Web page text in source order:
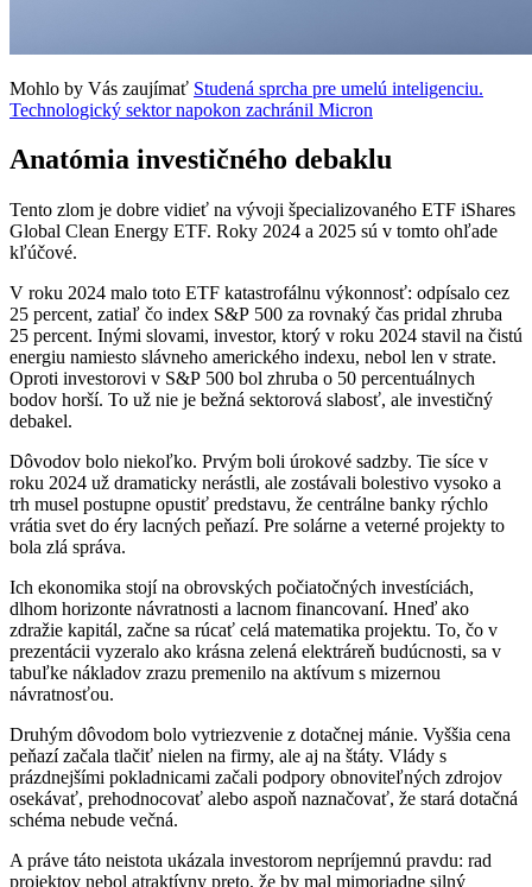
Mohlo by Vás zaujímať Studená sprcha pre umelú inteligenciu.
Technologický sektor napokon zachránil Micron
Anatómia investičného debaklu
Tento zlom je dobre vidieť na vývoji špecializovaného ETF iShares
Global Clean Energy ETF. Roky 2024 a 2025 sú v tomto ohľade
kľúčové.
V roku 2024 malo toto ETF katastrofálnu výkonnosť: odpísalo cez
25 percent, zatiaľ čo index S&P 500 za rovnaký čas pridal zhruba
25 percent. Inými slovami, investor, ktorý v roku 2024 stavil na čistú
energiu namiesto slávneho amerického indexu, nebol len v strate.
Oproti investorovi v S&P 500 bol zhruba o 50 percentuálnych
bodov horší. To už nie je bežná sektorová slabosť, ale investičný
debakel.
Dôvodov bolo niekoľko. Prvým boli úrokové sadzby. Tie síce v
roku 2024 už dramaticky nerástli, ale zostávali bolestivo vysoko a
trh musel postupne opustiť predstavu, že centrálne banky rýchlo
vrátia svet do éry lacných peňazí. Pre solárne a veterné projekty to
bola zlá správa.
Ich ekonomika stojí na obrovských počiatočných investíciách,
dlhom horizonte návratnosti a lacnom financovaní. Hneď ako
zdražie kapitál, začne sa rúcať celá matematika projektu. To, čo v
prezentácii vyzeralo ako krásna zelená elektráreň budúcnosti, sa v
tabuľke nákladov zrazu premenilo na aktívum s mizernou
návratnosťou.
Druhým dôvodom bolo vytriezvenie z dotačnej mánie. Vyššia cena
peňazí začala tlačiť nielen na firmy, ale aj na štáty. Vlády s
prázdnejšími pokladnicami začali podpory obnoviteľných zdrojov
osekávať, prehodnocovať alebo aspoň naznačovať, že stará dotačná
schéma nebude večná.
A práve táto neistota ukázala investorom nepríjemnú pravdu: rad
projektov nebol atraktívny preto, že by mal mimoriadne silný